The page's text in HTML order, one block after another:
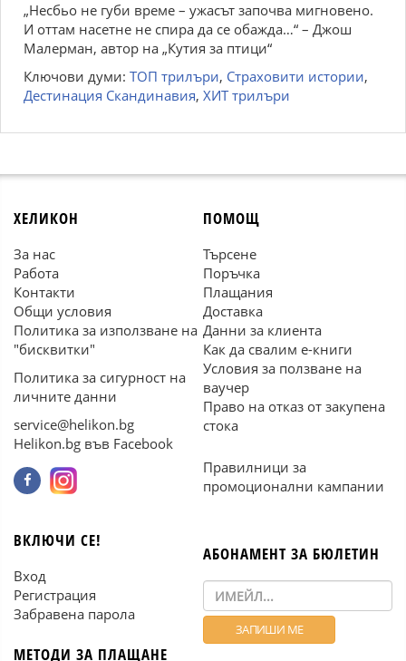
„Несбьо не губи време – ужасът започва мигновено.
И оттам насетне не спира да се обажда…“ – Джош
Малерман, автор на „Кутия за птици“
Ключови думи: ТОП трилъри, Страховити истории,
Дестинация Скандинавия, ХИТ трилъри
ХЕЛИКОН
За нас
Работа
Контакти
Общи условия
Политика за използване на
"бисквитки"
Политика за сигурност на
личните данни
service@helikon.bg
Helikon.bg във Facebook
ПОМОЩ
Търсене
Поръчка
Плащания
Доставка
Данни за клиента
Как да свалим е-книги
Условия за ползване на
ваучер
Право на отказ от закупена
стока
Правилници за
промоционални кампании
ВКЛЮЧИ СЕ!
Вход
Регистрация
Забравена парола
МЕТОДИ ЗА ПЛАЩАНЕ
АБОНАМЕНТ ЗА БЮЛЕТИН